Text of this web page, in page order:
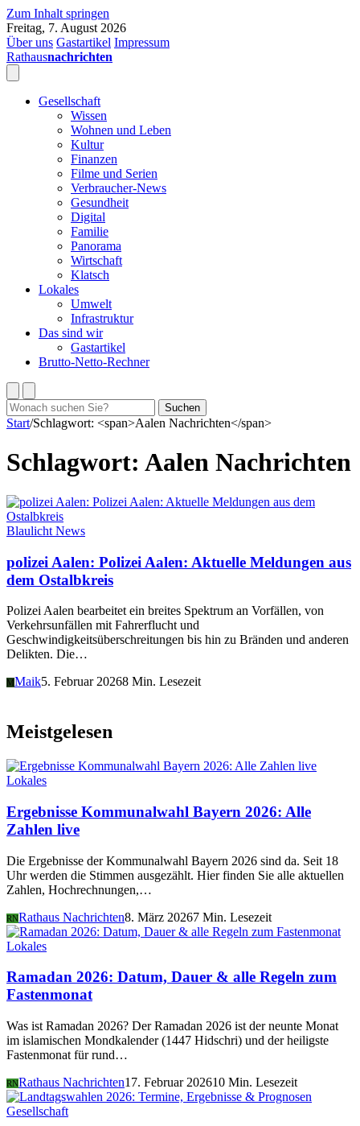
Zum Inhalt springen
Freitag, 7. August 2026
Über uns Gastartikel Impressum
Rathausnachrichten
Gesellschaft
Wissen
Wohnen und Leben
Kultur
Finanzen
Filme und Serien
Verbraucher-News
Gesundheit
Digital
Familie
Panorama
Wirtschaft
Klatsch
Lokales
Umwelt
Infrastruktur
Das sind wir
Gastartikel
Brutto-Netto-Rechner
Suchen
nach:
Suchen
Start/Schlagwort: <span>Aalen Nachrichten</span>
Schlagwort: Aalen Nachrichten
Blaulicht News
polizei Aalen: Polizei Aalen: Aktuelle Meldungen aus
dem Ostalbkreis
Polizei Aalen bearbeitet ein breites Spektrum an Vorfällen, von
Verkehrsunfällen mit Fahrerflucht und
Geschwindigkeitsüberschreitungen bis hin zu Bränden und anderen
Delikten. Die…
M Maik5. Februar 20268 Min. Lesezeit
Meistgelesen
Lokales
Ergebnisse Kommunalwahl Bayern 2026: Alle
Zahlen live
Die Ergebnisse der Kommunalwahl Bayern 2026 sind da. Seit 18
Uhr werden die Stimmen ausgezählt. Hier finden Sie alle aktuellen
Zahlen, Hochrechnungen,…
RNRathaus Nachrichten8. März 20267 Min. Lesezeit
Lokales
Ramadan 2026: Datum, Dauer & alle Regeln zum
Fastenmonat
Was ist Ramadan 2026? Der Ramadan 2026 ist der neunte Monat
im islamischen Mondkalender (1447 Hidschri) und der heiligste
Fastenmonat für rund…
RNRathaus Nachrichten17. Februar 202610 Min. Lesezeit
Gesellschaft